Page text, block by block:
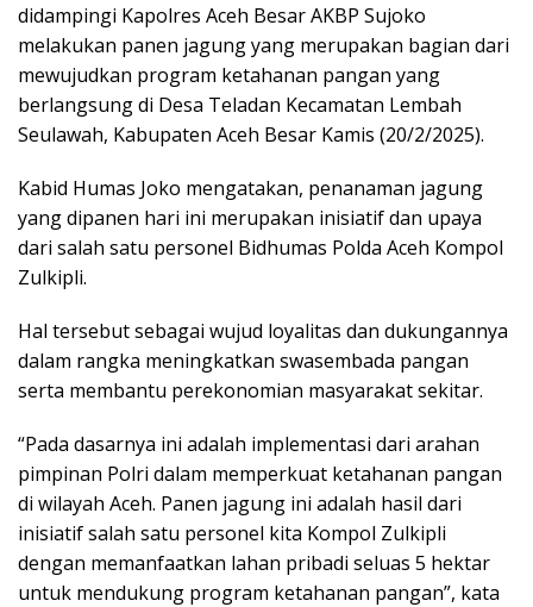
didampingi Kapolres Aceh Besar AKBP Sujoko
melakukan panen jagung yang merupakan bagian dari
mewujudkan program ketahanan pangan yang
berlangsung di Desa Teladan Kecamatan Lembah
Seulawah, Kabupaten Aceh Besar Kamis (20/2/2025).
Kabid Humas Joko mengatakan, penanaman jagung
yang dipanen hari ini merupakan inisiatif dan upaya
dari salah satu personel Bidhumas Polda Aceh Kompol
Zulkipli.
Hal tersebut sebagai wujud loyalitas dan dukungannya
dalam rangka meningkatkan swasembada pangan
serta membantu perekonomian masyarakat sekitar.
“Pada dasarnya ini adalah implementasi dari arahan
pimpinan Polri dalam memperkuat ketahanan pangan
di wilayah Aceh. Panen jagung ini adalah hasil dari
inisiatif salah satu personel kita Kompol Zulkipli
dengan memanfaatkan lahan pribadi seluas 5 hektar
untuk mendukung program ketahanan pangan”, kata